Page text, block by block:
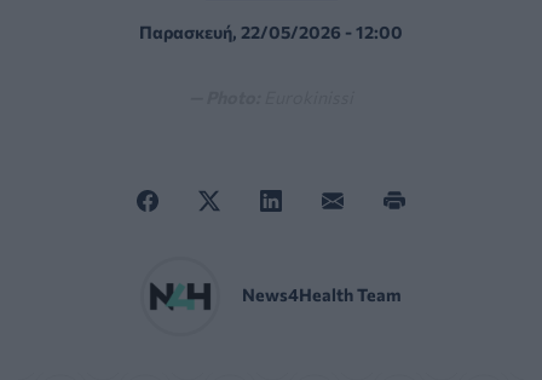
Παρασκευή, 22/05/2026 - 12:00
News4Health Team